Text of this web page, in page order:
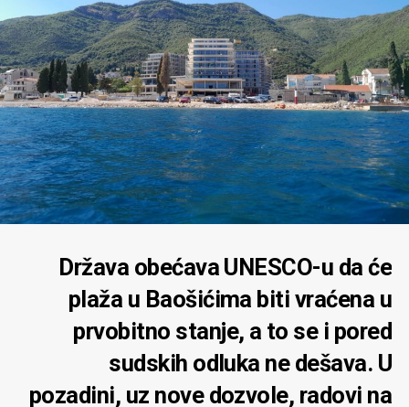
Država obećava UNESCO-u da će
plaža u Baošićima biti vraćena u
prvobitno stanje, a to se i pored
sudskih odluka ne dešava. U
pozadini, uz nove dozvole, radovi na